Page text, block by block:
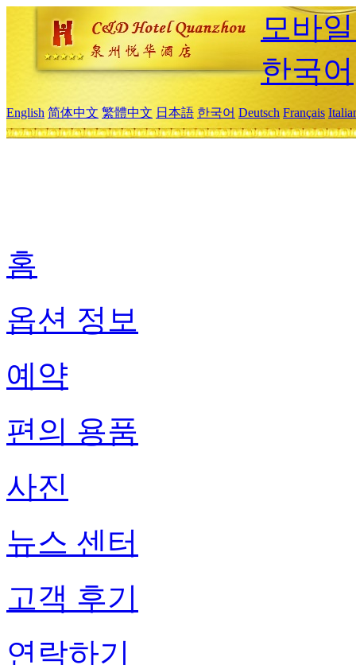
모바
한국어
English 简体中文 繁體中文 日本語 한국어 Deutsch Français
홈
옵션 정보
예약
편의 용품
사진
뉴스 센터
고객 후기
연락하기